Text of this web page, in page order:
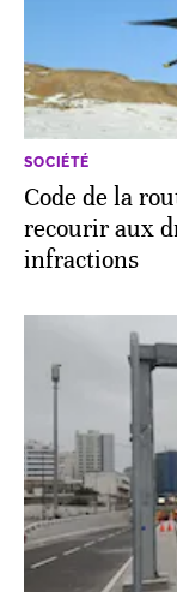
SOCIÉTÉ
Code de la
recourir aux
infractions